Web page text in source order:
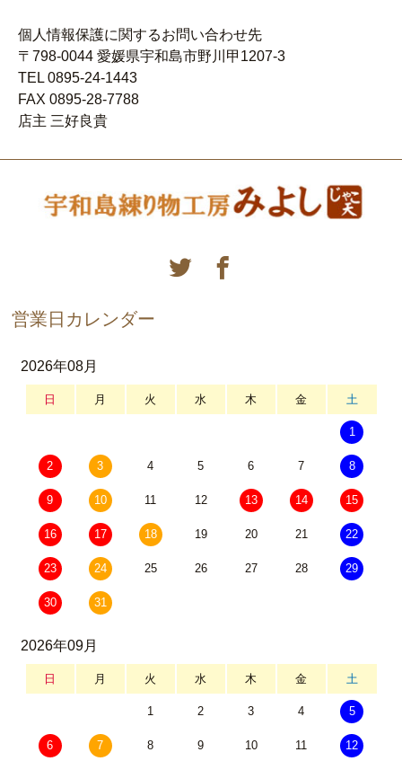
個人情報保護に関するお問い合わせ先
〒798-0044 愛媛県宇和島市野川甲1207-3
TEL 0895-24-1443
FAX 0895-28-7788
店主 三好良貴
営業日カレンダー
2026年08月
日 月 火 水 木 金 土
1
2 3 4 5 6 7 8
9 10 11 12 13 14 15
16 17 18 19 20 21 22
23 24 25 26 27 28 29
30 31
2026年09月
日 月 火 水 木 金 土
1 2 3 4 5
6 7 8 9 10 11 12